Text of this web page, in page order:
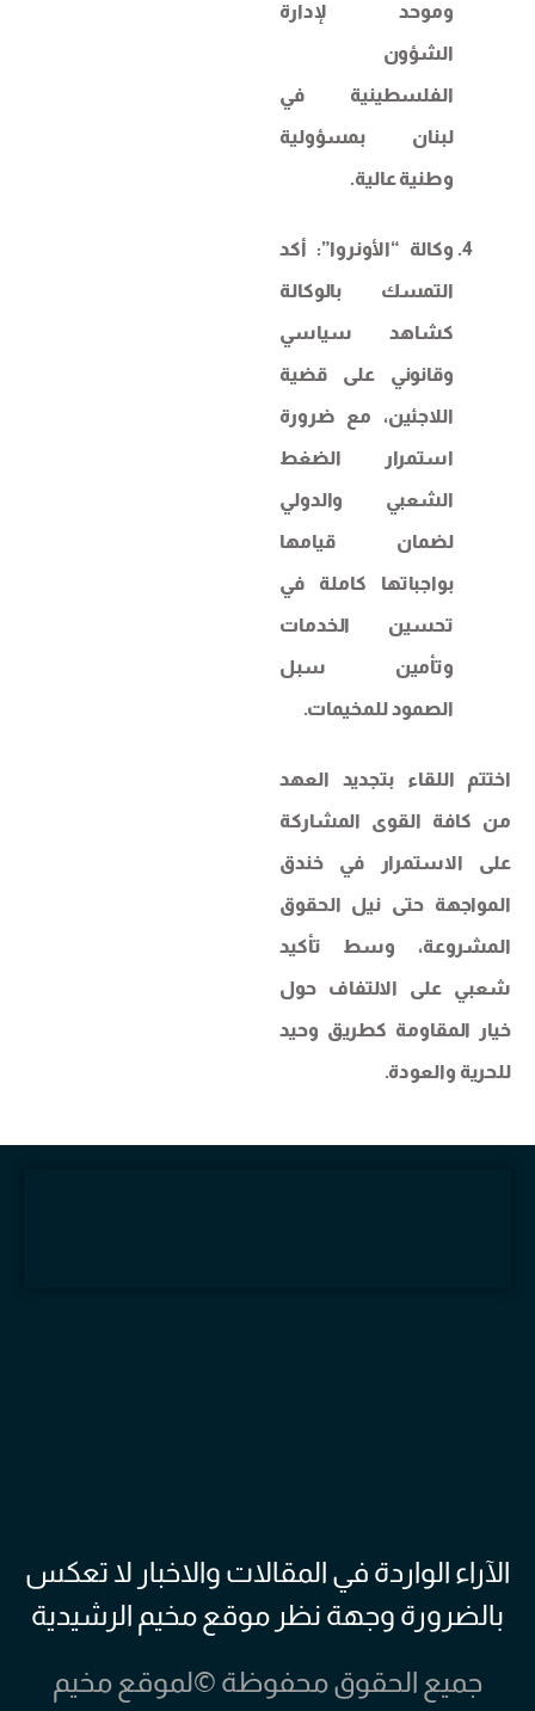
وموحد لإدارة
الشؤون
الفلسطينية في
لبنان بمسؤولية
وطنية عالية.
وكالة “الأونروا”: أكد
التمسك بالوكالة
كشاهد سياسي
وقانوني على قضية
اللاجئين، مع ضرورة
استمرار الضغط
الشعبي والدولي
لضمان قيامها
بواجباتها كاملة في
تحسين الخدمات
وتأمين سبل
الصمود للمخيمات.
اختتم اللقاء بتجديد العهد
من كافة القوى المشاركة
على الاستمرار في خندق
المواجهة حتى نيل الحقوق
المشروعة، وسط تأكيد
شعبي على الالتفاف حول
خيار المقاومة كطريق وحيد
للحرية والعودة.
الآراء الواردة في المقالات والاخبار لا تعكس
بالضرورة وجهة نظر موقع مخيم الرشيدية
جميع الحقوق محفوظة ©لموقع مخيم